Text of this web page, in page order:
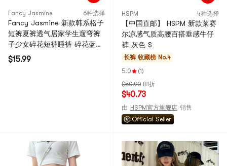
Fancy Jasmine 6种选择
Fancy Jasmine 新款韩系格子
短裤夏裤透气居家学生遛弯裤
子少女碎花短裤睡裤 碎花蓝
(80-130斤) 1件
$15.99
HSPM 4种选择
【中国直邮】 HSPM 新款莱赛
尔凉感气质高腰百搭垂感牛仔
裤 灰色 S
长裤 收藏榜 No.4
5.0
(1)
$50.90 81折
$40.73
由 HSPM官方旗舰店 销售
Official Seller